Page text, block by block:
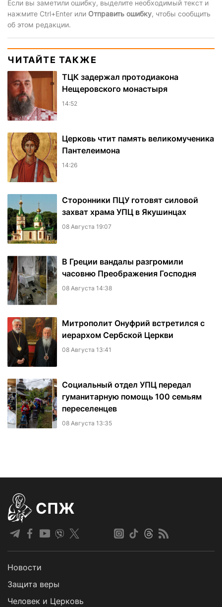
Если вы заметили ошибку, выделите необходимый текст и
нажмите Ctrl+Enter или Отправить ошибку, чтобы сообщить
об этом редакции.
ЧИТАЙТЕ ТАКЖЕ
ТЦК задержал протодиакона
Нещеровского монастыря
14:52
Церковь чтит память великомученика
Пантелеимона
14:26
Сторонники ПЦУ готовят силовой
захват храма УПЦ в Якушинцах
08 Августа 19:07
В Греции вандалы разгромили
часовню Преображения Господня
08 Августа 14:38
Митрополит Онуфрий встретился с
иерархом Сербской Церкви
08 Августа 13:41
Социальный отдел УПЦ передал
гуманитарную помощь 100 семьям
переселенцев
08 Августа 13:35
СПЖ
Новости
Защита веры
Человек и Церковь